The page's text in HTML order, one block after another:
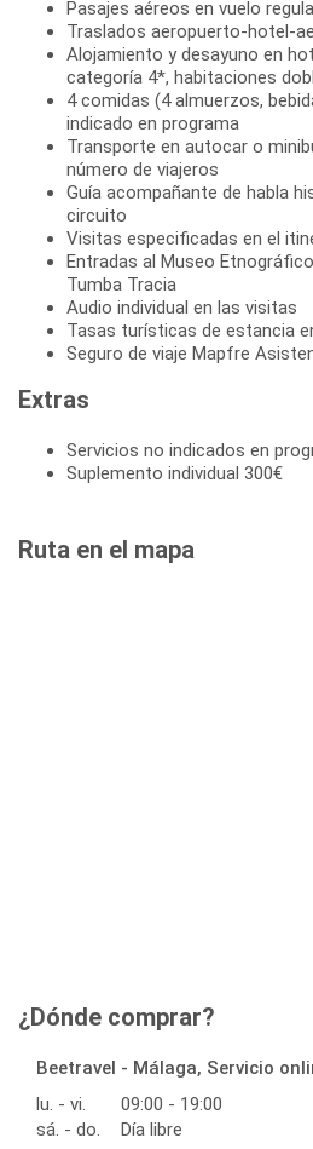
Pasajes aéreos en vuelo
Traslados aeropuerto-hotel-
Alojamiento y desayuno en
categoría 4*, habitaciones
4 comidas (4 almuerzos,
indicado en programa
Transporte en autocar o
número de viajeros
Guía acompañante de habla
circuito
Visitas especificadas en el
Entradas al Museo
Tumba Tracia
Audio individual en las visitas
Tasas turísticas de estancia
Seguro de viaje Mapfre
Extras
Servicios no indicados en
Suplemento individual 300€
Ruta en el mapa
¿Dónde comprar?
Beetravel - Málaga, Servicio
lu. - vi.
09:00 - 19:00
sá. - do.
Día libre